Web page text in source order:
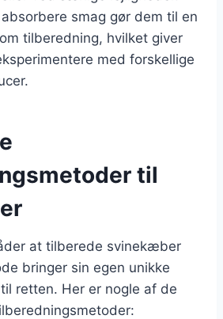
smag gør dem til en
tilberedning, hvilket giver
med forskellige
til
at tilberede svinekæber
bringer sin egen unikke
retten. Her er nogle af de